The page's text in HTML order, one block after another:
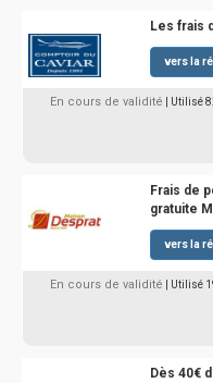
Les frais
vers la
En cours de validité | Utilisé
Frais de
gratuite
vers la
En cours de validité | Utilisé
Dès 40€